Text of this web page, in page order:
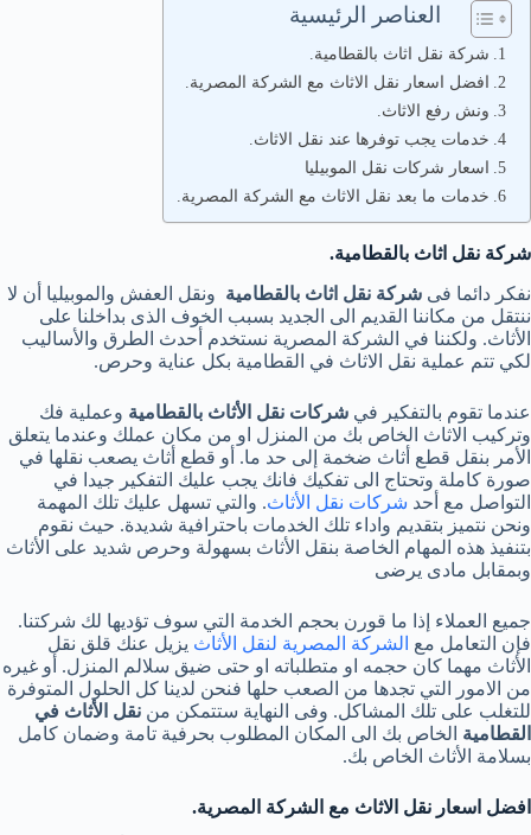
العناصر الرئيسية
شركة نقل اثاث بالقطامية.
افضل اسعار نقل الاثاث مع الشركة المصرية.
ونش رفع الاثاث.
خدمات يجب توفرها عند نقل الاثاث.
اسعار شركات نقل الموبيليا
خدمات ما بعد نقل الاثاث مع الشركة المصرية.
شركة نقل اثاث بالقطامية.
نفكر دائما فى شركة نقل اثاث بالقطامية ونقل العفش والموبيليا أن لا
ننتقل من مكاننا القديم الى الجديد بسبب الخوف الذى بداخلنا على
الأثاث. ولكننا في الشركة المصرية نستخدم أحدث الطرق والأساليب
لكي تتم عملية نقل الاثاث في القطامية بكل عناية وحرص.
عندما تقوم بالتفكير في شركات نقل الأثاث بالقطامية وعملية فك
وتركيب الاثاث الخاص بك من المنزل او من مكان عملك وعندما يتعلق
الأمر بنقل قطع أثاث ضخمة إلى حد ما. أو قطع أثاث يصعب نقلها في
صورة كاملة وتحتاج الى تفكيك فانك يجب عليك التفكير جيدا في
التواصل مع أحد شركات نقل الأثاث. والتي تسهل عليك تلك المهمة
ونحن نتميز بتقديم واداء تلك الخدمات باحترافية شديدة. حيث نقوم
بتنفيذ هذه المهام الخاصة بنقل الأثاث بسهولة وحرص شديد على الأثاث
وبمقابل مادى يرضى
جميع العملاء إذا ما قورن بحجم الخدمة التي سوف تؤديها لك شركتنا.
فإن التعامل مع الشركة المصرية لنقل الأثاث يزيل عنك قلق نقل
الأثاث مهما كان حجمه او متطلباته او حتى ضيق سلالم المنزل. أو غيره
من الامور التي تجدها من الصعب حلها فنحن لدينا كل الحلول المتوفرة
للتغلب على تلك المشاكل. وفى النهاية ستتمكن من نقل الأثاث في
القطامية الخاص بك الى المكان المطلوب بحرفية تامة وضمان كامل
بسلامة الأثاث الخاص بك.
افضل اسعار نقل الاثاث مع الشركة المصرية.